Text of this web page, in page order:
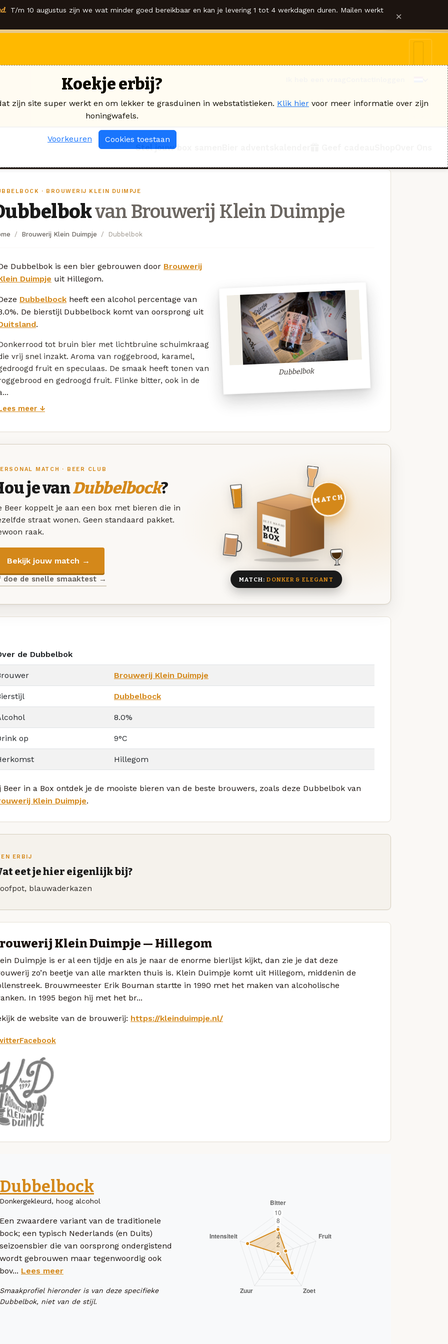
T/m 10 augustus zijn we wat minder goed bereikbaar en kan je levering 1 tot 4 werkdagen duren. Mailen werkt
×
Stel jouw box samen
· BROUWERIJ KLEIN DUIMPJE
van Brouwerij Klein Duimpje
Brouwerij Klein Duimpje Dubbelbok
Dubbelbok is een bier gebrouwen door Brouwerij
Duimpje uit Hillegom.
Dubbelbock heeft een alcohol percentage van
De bierstijl Dubbelbock komt van oorsprong uit
.
tot bruin bier met lichtbruine schuimkraag
vrij snel inzakt. Aroma van roggebrood, karamel,
fruit en speculaas. De smaak heeft tonen van
en gedroogd fruit. Flinke bitter, ook in de
meer ↓
Dubbelbok
MATCH · BEER CLUB
je vanDubbelbock?
Beer koppelt je aan een box met bieren die in
straat wonen. Geen standaard pakket.
raak.
Bekijk jouw match →
doe de snelle smaaktest →
DEZE MAAND
MIX
BOX
8 BIEREN
MATCH
MATCH:DONKER & ELEGANT
de Dubbelbok
Brouwerij Klein Duimpje
Dubbelbock
8.0%
op 9°C
Hillegom
Beer in a Box ontdek je de mooiste bieren van de beste brouwers, zoals deze Dubbelbok van
Klein Duimpje.
ERBIJ
eet je hier eigenlijk bij?
blauwaderkazen
Klein Duimpje — Hillegom
Duimpje is er al een tijdje en als je naar de enorme bierlijst kijkt, dan zie je dat deze
zo’n beetje van alle markten thuis is. Klein Duimpje komt uit Hillegom, middenin de
Brouwmeester Erik Bouman startte in 1990 met het maken van alcoholische
In 1995 begon hij met het br...
de website van de brouwerij: https://kleinduimpje.nl/
Facebook
Dubbelbock
Donkergekleurd, hoog alcohol
Een zwaardere variant van de traditionele
bock; een typisch Nederlands (en Duits)
seizoensbier die van oorsprong ondergistend
wordt gebrouwen maar tegenwoordig ook
bov... Lees meer
Smaakprofiel hieronder is van deze specifieke
Dubbelbok, niet van de stijl.
Koekje erbij?
zijn site super werkt en om lekker te grasduinen in webstatistieken. Klik hier voor meer informatie over zijn
honingwafels.
Voorkeuren Cookies toestaan